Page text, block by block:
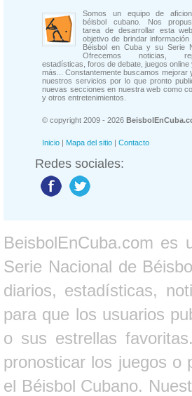
Somos un equipo de
béisbol cubano. Nos
tarea de desarrollar esta
objetivo de brindar
Béisbol en Cuba y su Serie
Ofrecemos noticias,
estadísticas, foros de debate, juegos online
más... Constantemente buscamos mejorar
nuestros servicios por lo que pronto
nuevas secciones en nuestra web como
y otros entretenimientos.
© copyright 2009 - 2026
Inicio | Mapa del sitio | Contacto
Redes sociales:
BeisbolEnCuba.com es
Serie Nacional de
diarios, estadísticas,
para que los usuarios
o sus estrellas
pronosticar los juegos o
el Béisbol Cubano.